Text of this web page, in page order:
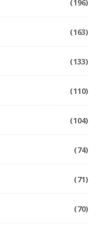
(196)
(163)
(133)
(110)
(104)
(74)
(71)
(70)